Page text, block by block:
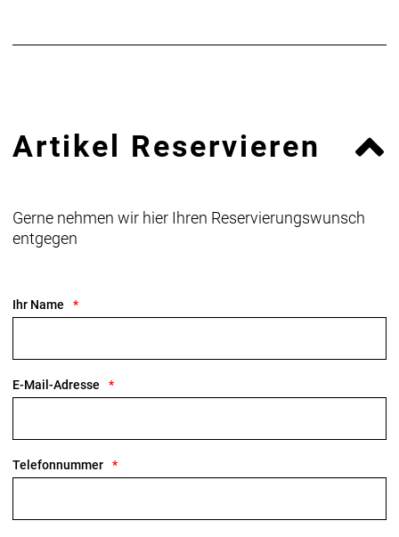
Artikel Reservieren
Gerne nehmen wir hier Ihren Reservierungswunsch
entgegen
Ihr Name
E-Mail-Adresse
Telefonnummer